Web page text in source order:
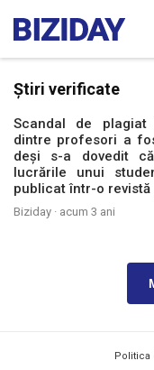
Știri verificate
Scandal de plagiat
dintre profesori a
deși s-a dovedit
lucrările unui
publicat într-o revistă
Biziday · acum 3 ani
Politica